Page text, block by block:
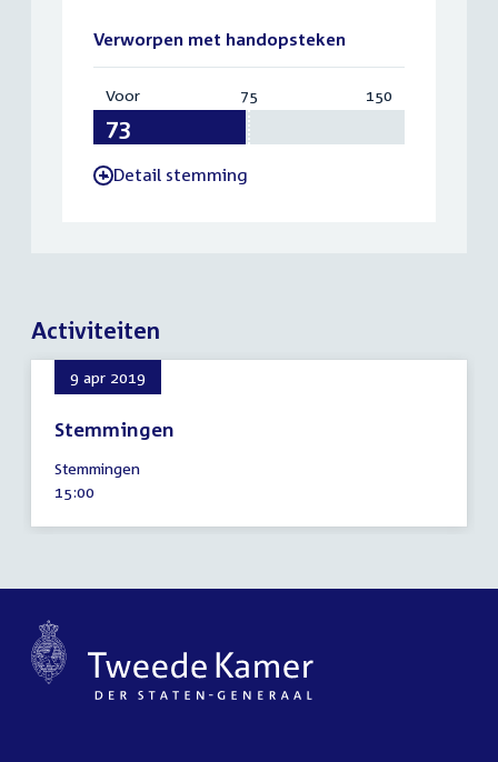
Verworpen met handopsteken
Voor:
75 150
-Detail stemming
Activiteiten
9 apr 2019
Stemmingen
april
2019
Stemmingen
Tijd
15:00